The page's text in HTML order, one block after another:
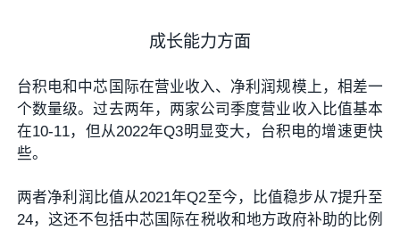
成长能力方面
台积电和中芯国际在营业收入、净利润规模上，相差一
个数量级。过去两年，两家公司季度营业收入比值基本
在10-11，但从2022年Q3明显变大，台积电的增速更快
些。
两者净利润比值从2021年Q2至今，比值稳步从7提升至
24，这还不包括中芯国际在税收和地方政府补助的比例